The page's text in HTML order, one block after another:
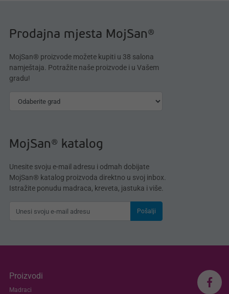
Prodajna mjesta MojSan®
MojSan® proizvode možete kupiti u 38 salona
namještaja. Potražite naše proizvode i u Vašem
gradu!
MojSan® katalog
Unesite svoju e-mail adresu i odmah dobijate
MojSan® katalog proizvoda direktno u svoj inbox.
Istražite ponudu madraca, kreveta, jastuka i više.
Pošalji
Proizvodi
Madraci